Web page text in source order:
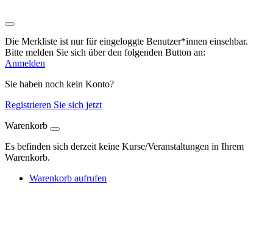
Die Merkliste ist nur für eingeloggte Benutzer*innen einsehbar.
Bitte melden Sie sich über den folgenden Button an:
Anmelden
Sie haben noch kein Konto?
Registrieren Sie sich jetzt
Warenkorb
Es befinden sich derzeit keine Kurse/Veranstaltungen in Ihrem
Warenkorb.
Warenkorb aufrufen